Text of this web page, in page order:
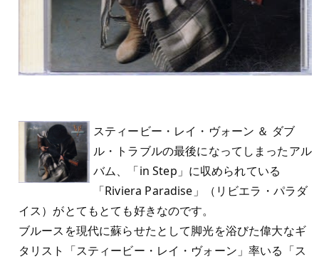
スティービー・レイ・ヴォーン ＆ ダブ
ル・トラブルの最後になってしまったアル
バム、「in Step」に収められている
「Riviera Paradise」（リビエラ・パラダ
イス）がとてもとても好きなのです。
ブルースを現代に蘇らせたとして脚光を浴びた偉大なギ
タリスト「スティービー・レイ・ヴォーン」率いる「ス